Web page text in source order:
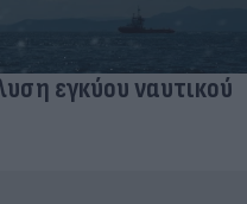
εγκύου ναυτικού